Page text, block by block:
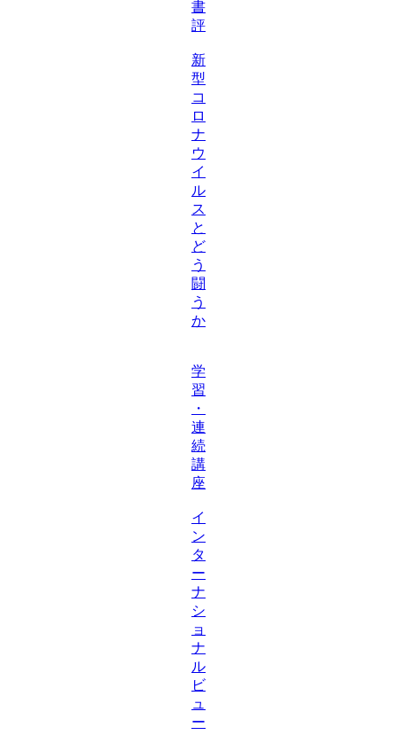
書
評
新
型
コ
ロ
ナ
ウ
イ
ル
ス
と
ど
う
闘
う
か
学
習
・
連
続
講
座
イ
ン
タ
ー
ナ
シ
ョ
ナ
ル
ビ
ュ
ー